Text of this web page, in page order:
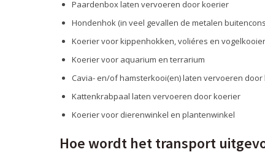
Paardenbox laten vervoeren door koerier
Hondenhok (in veel gevallen de metalen
Koerier voor kippenhokken, voliéres en
Koerier voor aquarium en terrarium
Cavia- en/of hamsterkooi(en) laten vervoeren
Kattenkrabpaal laten vervoeren door koerier
Koerier voor dierenwinkel en plantenwinkel
Hoe wordt het transport